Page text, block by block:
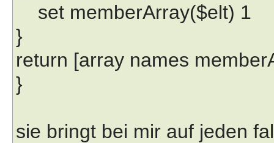
set memberArray($elt) 1
}
return [array names
}
sie bringt bei mir auf jeden